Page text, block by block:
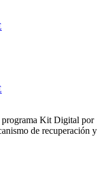
Kit Digital por
de recuperación y